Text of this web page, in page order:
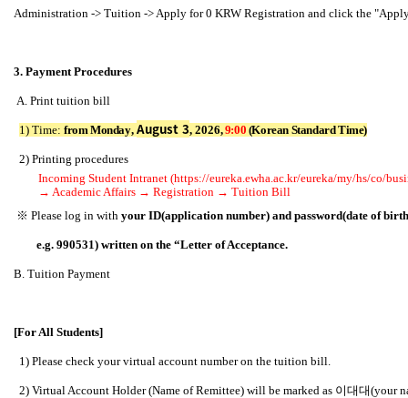
Administration -> Tuition -> Apply for 0 KRW Registration and click the
3. Payment Procedures
A. Print tuition bill
1) Time: from Monday,August 3, 2026,9:00 (Korean Standard Time)
2) Printing procedures
Incoming Student Intranet (https://eureka.ewha.ac.kr/eureka/my/hs/co/
→ Academic Affairs → Registration → Tuition Bill
※ Please log in with your ID(application number) and password(date of
e.g. 990531) written on the “Letter of Acceptance.
B. Tuition Payment
[For All Students]
1) Please check your virtual account number on the tuition bill.
2) Virtual Account Holder (Name of Remittee) will be marked as 이대대(your